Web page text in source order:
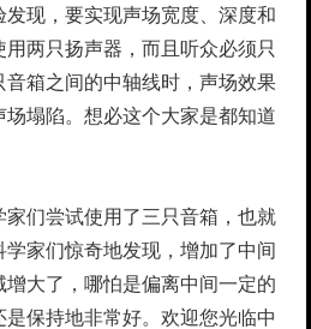
现，要实现声场宽度、深度和
两只扬声器，而且听众必须只
箱之间的中轴线时，声场效果
塌陷。想必这个大家是都知道
们尝试使用了三只音箱，也就
家们惊奇地发现，增加了中间
大了，哪怕是偏离中间一定的
保持地非常好。欢迎您光临中